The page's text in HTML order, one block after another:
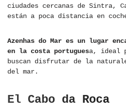
ciudades cercanas de Sintra,
están a poca distancia en
Azenhas do Mar es un lugar
en la costa portuguesa, ideal
buscan disfrutar de la
del mar.
El Cabo da Roca